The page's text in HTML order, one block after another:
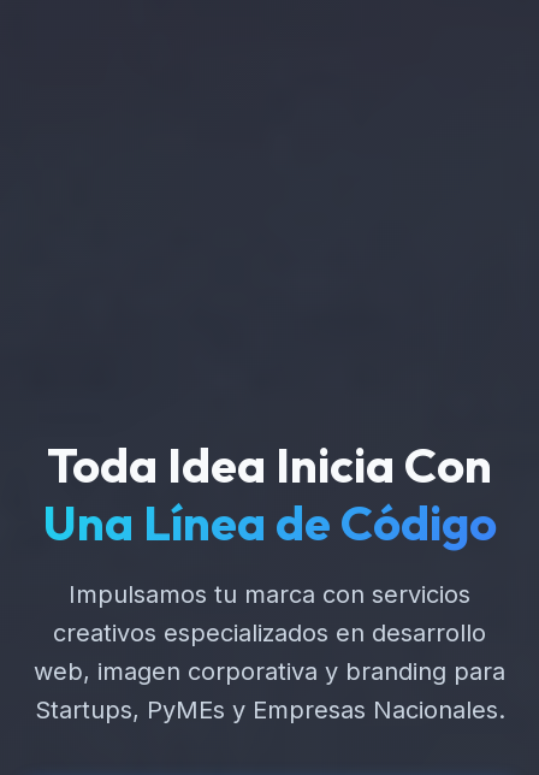
Toda Idea Inicia Con
Una Línea de Código
Impulsamos tu marca con servicios
creativos especializados en desarrollo
web, imagen corporativa y branding para
Startups, PyMEs y Empresas Nacionales.